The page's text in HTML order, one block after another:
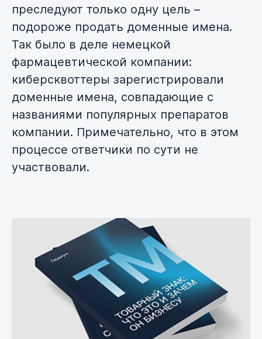
преследуют только одну цель –
подороже продать доменные имена.
Так было в деле немецкой
фармацевтической компании:
киберсквоттеры зарегистрировали
доменные имена, совпадающие с
названиями популярных препаратов
компании. Примечательно, что в этом
процессе ответчики по сути не
участвовали.